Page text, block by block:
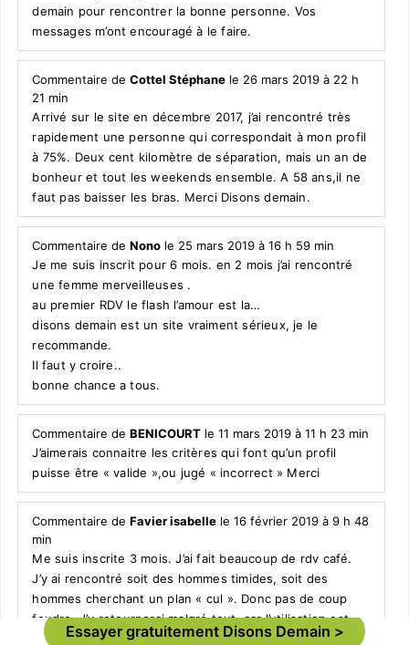
demain pour rencontrer la bonne personne. Vos
messages m’ont encouragé à le faire.
Commentaire deCottel Stéphane le 26 mars 2019 à 22 h
21 min
Arrivé sur le site en décembre 2017, j’ai rencontré très
rapidement une personne qui correspondait à mon profil
à 75%. Deux cent kilomètre de séparation, mais un an de
bonheur et tout les weekends ensemble. A 58 ans,il ne
faut pas baisser les bras. Merci Disons demain.
Commentaire deNono le 25 mars 2019 à 16 h 59 min
Je me suis inscrit pour 6 mois. en 2 mois j’ai rencontré
une femme merveilleuses .
au premier RDV le flash l’amour est la…
disons demain est un site vraiment sérieux, je le
recommande.
Il faut y croire..
bonne chance a tous.
Commentaire deBENICOURT le 11 mars 2019 à 11 h 23 min
J’aimerais connaitre les critères qui font qu’un profil
puisse être « valide »,ou jugé « incorrect » Merci
Commentaire deFavier isabelle le 16 février 2019 à 9 h 48
min
Me suis inscrite 3 mois. J’ai fait beaucoup de rdv café.
J’y ai rencontré soit des hommes timides, soit des
hommes cherchant un plan « cul ». Donc pas de coup
foudre. J’y retournerai malgré tout, car l’utilisation est
facile, le tarif abordable et à 61 ans c’est l’endroit oû on
Essayer gratuitement Disons Demain